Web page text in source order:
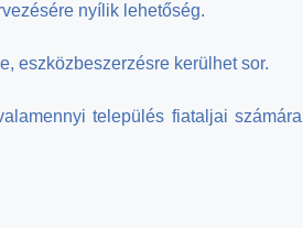
nyílik lehetőség.
eszközbeszerzésre kerülhet sor.
település fiataljai számára